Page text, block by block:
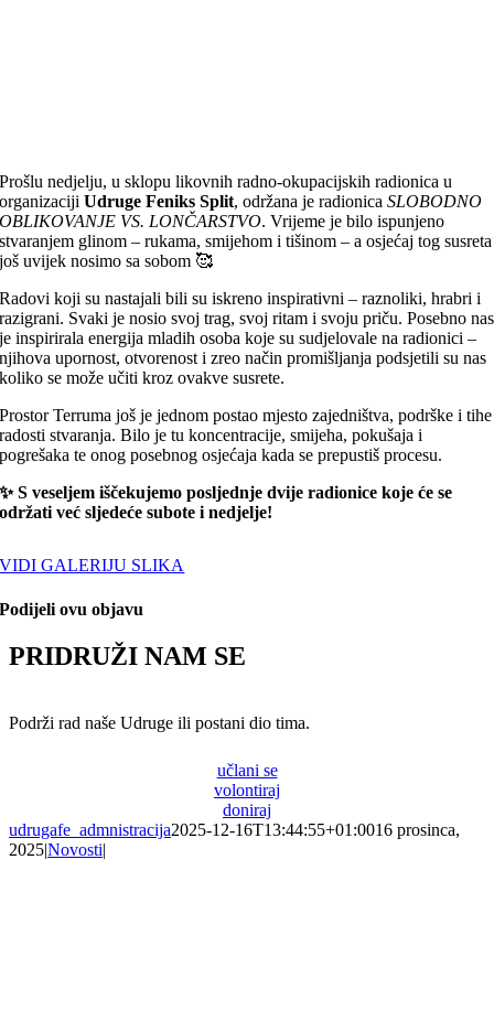
Prošlu nedjelju, u sklopu likovnih radno-okupacijskih radionica u
organizacijiUdruge Feniks Split, održana je radionicaSLOBODNO
OBLIKOVANJE VS. LONČARSTVO. Vrijeme je bilo ispunjeno
stvaranjem glinom – rukama, smijehom i tišinom – a osjećaj tog susreta
još uvijek nosimo sa sobom 🥰
Radovi koji su nastajali bili su iskreno inspirativni – raznoliki, hrabri i
razigrani. Svaki je nosio svoj trag, svoj ritam i svoju priču. Posebno nas
je inspirirala energija mladih osoba koje su sudjelovale na radionici –
njihova upornost, otvorenost i zreo način promišljanja podsjetili su nas
koliko se može učiti kroz ovakve susrete.
Prostor Terruma još je jednom postao mjesto zajedništva, podrške i tihe
radosti stvaranja. Bilo je tu koncentracije, smijeha, pokušaja i
pogrešaka te onog posebnog osjećaja kada se prepustiš procesu.
✨ S veseljem iščekujemo posljednje dvije radionice koje će se
održati već sljedeće subote i nedjelje!
VIDI GALERIJU SLIKA
Podijeli ovu objavu
PRIDRUŽI NAM SE
Podrži rad naše Udruge ili postani dio tima.
učlani se
volontiraj
doniraj
udrugafe_admnistracija2025-12-16T13:44:55+01:0016 prosinca,
2025|Novosti|